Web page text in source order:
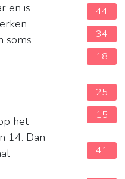
en is
soms
het
14. Dan
44
34
18
25
15
41